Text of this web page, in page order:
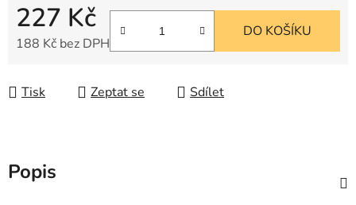
227 Kč
188 Kč bez DPH
DO KOŠÍKU
Tisk Zeptat se Sdílet
Popis